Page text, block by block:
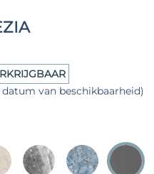
van beschikbaarheid)